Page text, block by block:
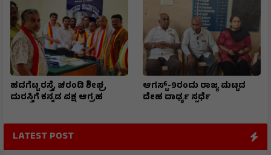
ಹದಗೆಟ್ಟ ರಸ್ತೆ, ಚರಂಡಿ ಶೀಘ್ರ
ದುರಸ್ತಿಗೆ ಕನ್ನಡ ಪಕ್ಷ ಆಗ್ರಹ
ಆಗಸ್ಟ್-9ರಂದು ರಾಜ್ಯ ಮಟ್ಟದ
ದೇಹ ದಾರ್ಢ್ಯ ಸ್ಪರ್ಧೆ
LATEST POST